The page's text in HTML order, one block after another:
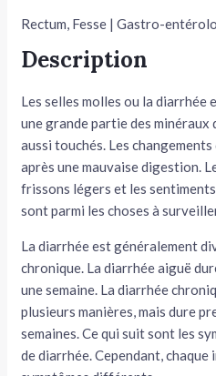
Rectum, Fesse | Gastro-
Description
Les selles molles ou la diarrhée
une grande partie des minéraux
aussi touchés. Les
après une mauvaise digestion.
frissons légers et les
sont parmi les choses à
La diarrhée est généralement
chronique. La diarrhée aiguë
une semaine. La diarrhée
plusieurs manières, mais dure
semaines. Ce qui suit sont les
de diarrhée. Cependant,